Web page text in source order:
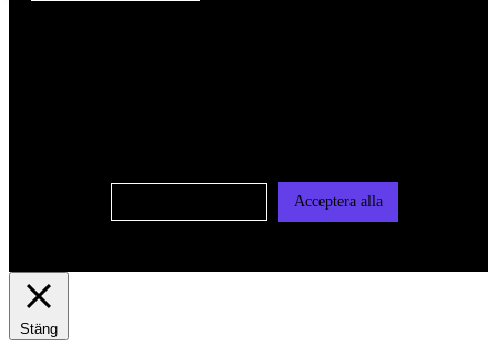
Acceptera alla
Stäng